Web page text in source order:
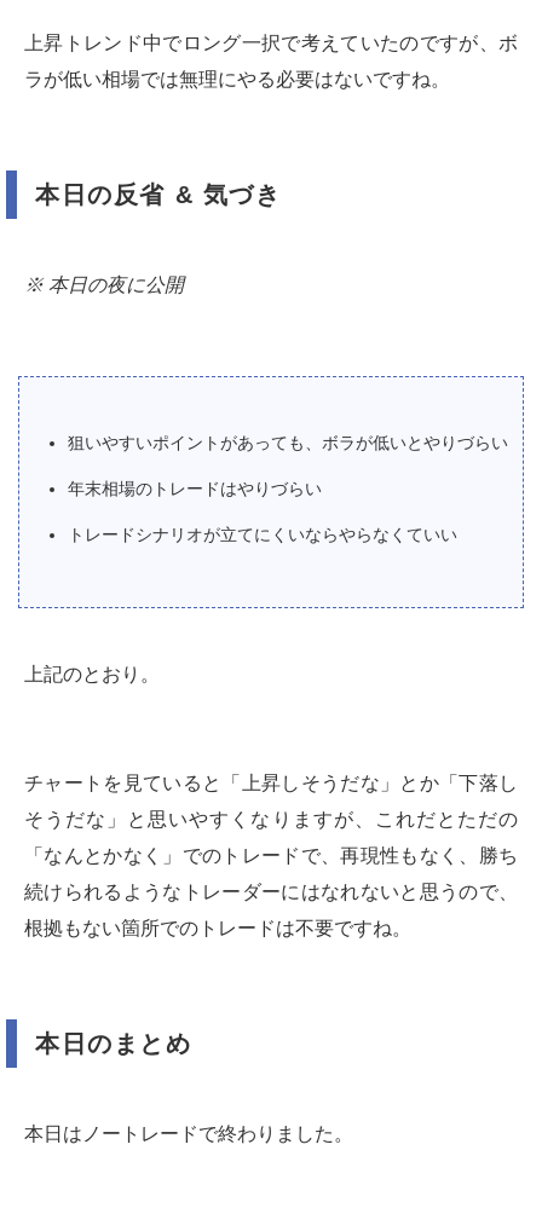
上昇トレンド中でロング一択で考えていたのですが、ボ
ラが低い相場では無理にやる必要はないですね。
本日の反省 & 気づき
※ 本日の夜に公開
狙いやすいポイントがあっても、ボラが低いとやりづらい
年末相場のトレードはやりづらい
トレードシナリオが立てにくいならやらなくていい
上記のとおり。
チャートを見ていると「上昇しそうだな」とか「下落し
そうだな」と思いやすくなりますが、これだとただの
「なんとかなく」でのトレードで、再現性もなく、勝ち
続けられるようなトレーダーにはなれないと思うので、
根拠もない箇所でのトレードは不要ですね。
本日のまとめ
本日はノートレードで終わりました。